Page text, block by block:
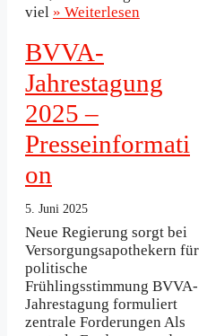
viel » Weiterlesen
BVVA-
Jahrestagung
2025 –
Presseinformati
on
5. Juni 2025
Neue Regierung sorgt bei
Versorgungsapothekern für
politische
Frühlingsstimmung BVVA-
Jahrestagung formuliert
zentrale Forderungen Als